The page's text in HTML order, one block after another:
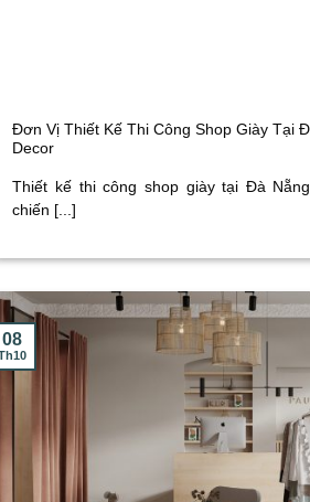
Đơn Vị Thiết Kế Thi Công Shop Giày Tại
Decor
Thiết kế thi công shop giày tại Đà
chiến [...]
08